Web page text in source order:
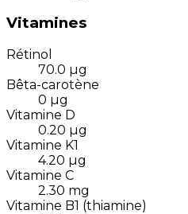
Vitamines
Rétinol
70.0 µg
Bêta-carotène
0 µg
Vitamine D
0.20 µg
Vitamine K1
4.20 µg
Vitamine C
2.30 mg
Vitamine B1 (thiamine)